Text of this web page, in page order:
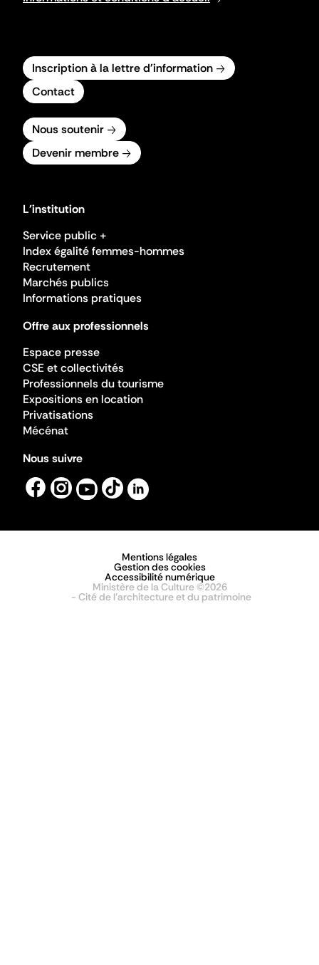
Inscription à la lettre d'information
Contact
Nous soutenir
Devenir membre
L'institution
Service public +
Index égalité femmes-hommes
Recrutement
Marchés publics
Informations pratiques
Offre aux professionnels
Espace presse
CSE et collectivités
Professionnels du tourisme
Expositions en location
Privatisations
Mécénat
Nous suivre
Mentions légales
Gestion des cookies
Accessibilité numérique
Ministère de la Culture ©2026
- Cité de l'architecture et du patrimoine